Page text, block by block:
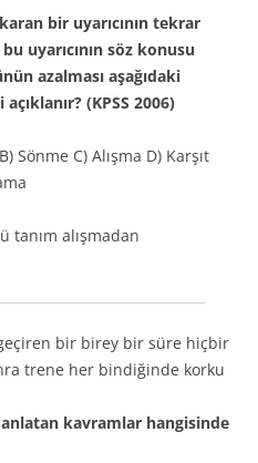
bir uyarıcının tekrar
uyarıcının söz konusu
azalması aşağıdaki
(KPSS 2006)
Sönme C) Alışma D) Karşıt
tanım alışmadan
bir birey bir süre hiçbir
trene her bindiğinde korku
kavramlar hangisinde